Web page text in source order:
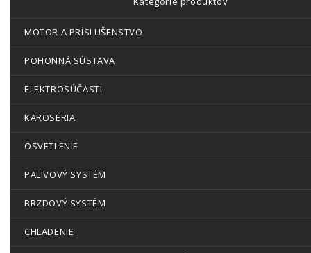
MOTOR A PRÍSLUŠENSTVO
POHONNÁ SÚSTAVA
ELEKTROSÚČASTI
KAROSÉRIA
OSVETLENIE
PALIVOVÝ SYSTÉM
BRZDOVÝ SYSTÉM
CHLADENIE